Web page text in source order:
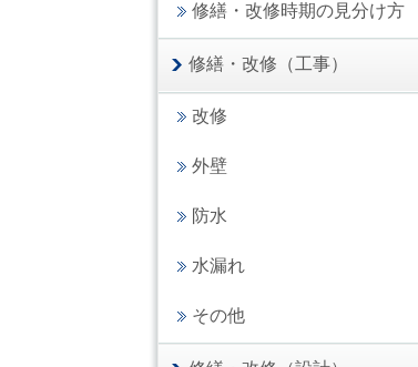
修繕・改修時期の見分け方
修繕・改修（工事）
改修
外壁
防水
水漏れ
その他